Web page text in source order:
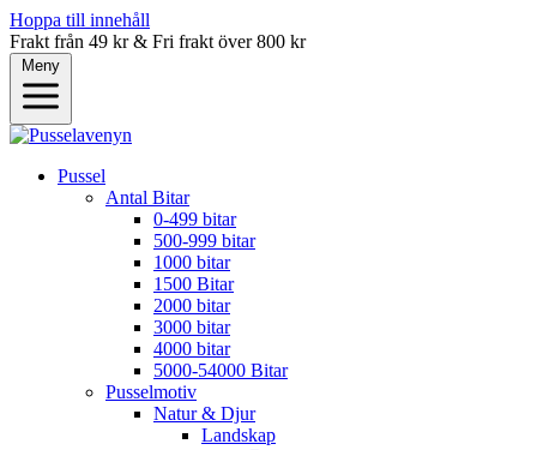
Hoppa till innehåll
Frakt från 49 kr & Fri frakt över 800 kr
Meny
Pussel
Antal Bitar
0-499 bitar
500-999 bitar
1000 bitar
1500 Bitar
2000 bitar
3000 bitar
4000 bitar
5000-54000 Bitar
Pusselmotiv
Natur & Djur
Landskap